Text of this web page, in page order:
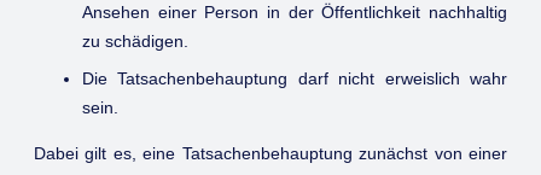
Ansehen einer Person in der Öffentlichkeit nachhaltig
zu schädigen.
Die Tatsachenbehauptung darf nicht erweislich wahr
sein.
Dabei gilt es, eine Tatsachenbehauptung zunächst von einer